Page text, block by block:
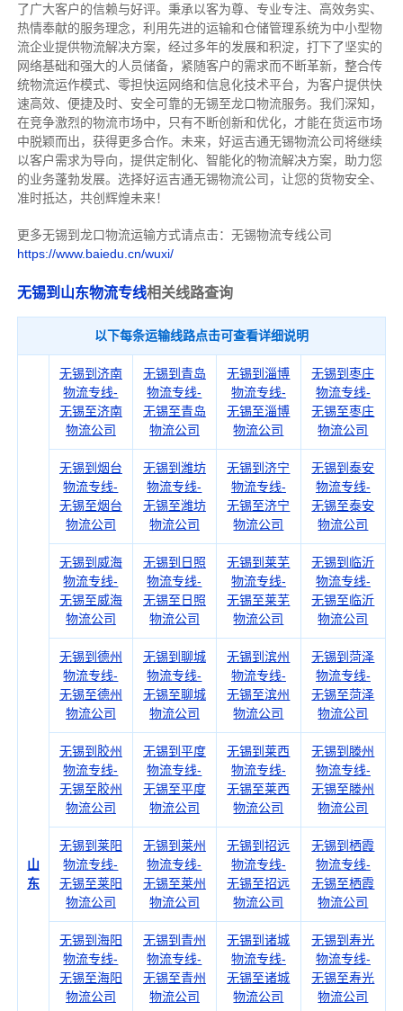
了广大客户的信赖与好评。 秉承以客为尊、专业专注、高效务实、
热情奉献的服务理念，利用先进的运输和仓储管理系统为中小型物
流企业提供物流解决方案，经过多年的发展和积淀，打下了坚实的
网络基础和强大的人员储备，紧随客户的需求而不断革新，整合传
统物流运作模式、零担快运网络和信息化技术平台，为客户提供快
速高效、便捷及时、安全可靠的无锡至龙口物流服务。 我们深知，
在竞争激烈的物流市场中，只有不断创新和优化，才能在货运市场
中脱颖而出，获得更多合作。 未来，好运吉通无锡物流公司将继续
以客户需求为导向，提供定制化、智能化的物流解决方案，助力您
的业务蓬勃发展。选择好运吉通无锡物流公司，让您的货物安全、
准时抵达，共创辉煌未来！
更多无锡到龙口物流运输方式请点击：无锡物流专线公司
https://www.baiedu.cn/wuxi/
无锡到山东物流专线相关线路查询
以下每条运输线路点击可查看详细说明
山
东
无锡到济南
物流专线-
无锡至济南
物流公司
无锡到青岛
物流专线-
无锡至青岛
物流公司
无锡到淄博
物流专线-
无锡至淄博
物流公司
无锡到枣庄
物流专线-
无锡至枣庄
物流公司
无锡到烟台
物流专线-
无锡至烟台
物流公司
无锡到潍坊
物流专线-
无锡至潍坊
物流公司
无锡到济宁
物流专线-
无锡至济宁
物流公司
无锡到泰安
物流专线-
无锡至泰安
物流公司
无锡到威海
物流专线-
无锡至威海
物流公司
无锡到日照
物流专线-
无锡至日照
物流公司
无锡到莱芜
物流专线-
无锡至莱芜
物流公司
无锡到临沂
物流专线-
无锡至临沂
物流公司
无锡到德州
物流专线-
无锡至德州
物流公司
无锡到聊城
物流专线-
无锡至聊城
物流公司
无锡到滨州
物流专线-
无锡至滨州
物流公司
无锡到菏泽
物流专线-
无锡至菏泽
物流公司
无锡到胶州
物流专线-
无锡至胶州
物流公司
无锡到平度
物流专线-
无锡至平度
物流公司
无锡到莱西
物流专线-
无锡至莱西
物流公司
无锡到滕州
物流专线-
无锡至滕州
物流公司
无锡到莱阳
物流专线-
无锡至莱阳
物流公司
无锡到莱州
物流专线-
无锡至莱州
物流公司
无锡到招远
物流专线-
无锡至招远
物流公司
无锡到栖霞
物流专线-
无锡至栖霞
物流公司
无锡到海阳
物流专线-
无锡至海阳
物流公司
无锡到青州
物流专线-
无锡至青州
物流公司
无锡到诸城
物流专线-
无锡至诸城
物流公司
无锡到寿光
物流专线-
无锡至寿光
物流公司